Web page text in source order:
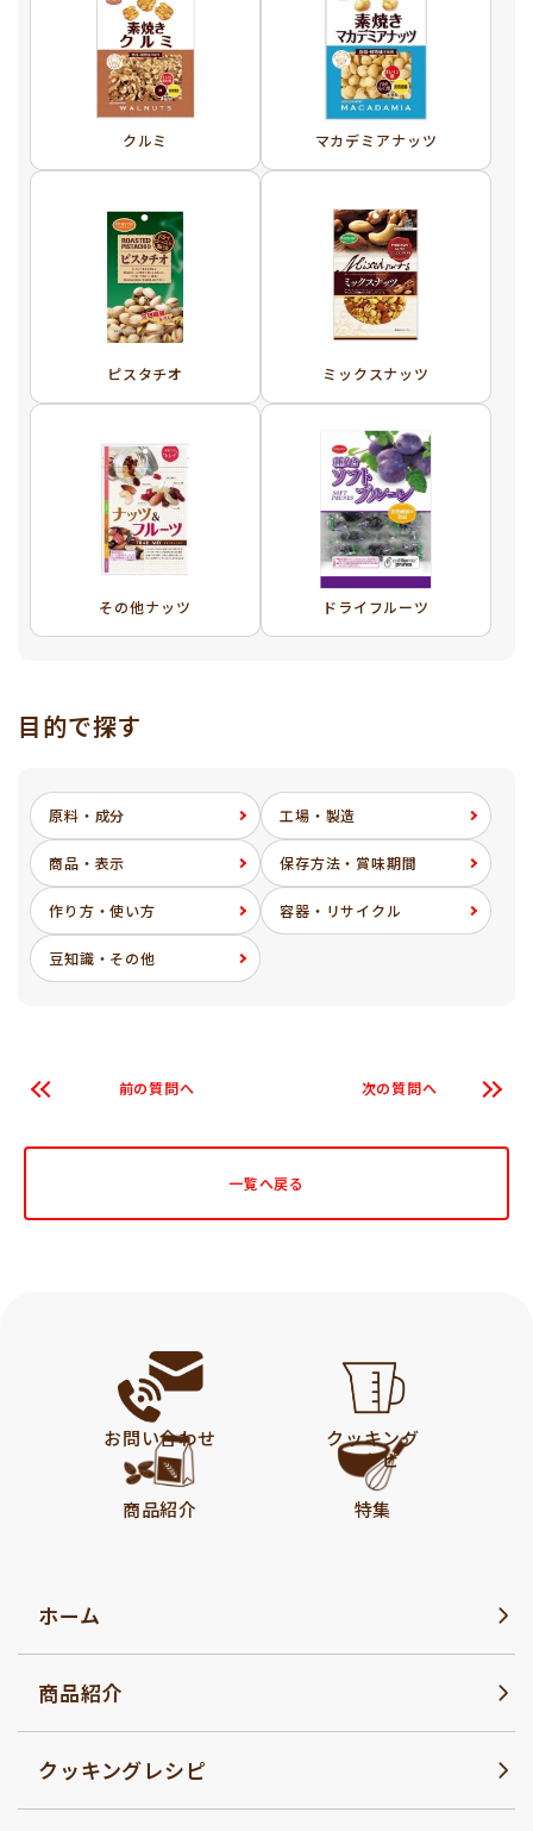
クルミ マカデミアナッツ
ピスタチオ ミックスナッツ
その他ナッツ ドライフルーツ
目的で探す
原料・成分 工場・製造
商品・表示 保存方法・賞味期間
作り方・使い方 容器・リサイクル
豆知識・その他
前の質問へ 次の質問へ
一覧へ戻る
お問い合わせ
クッキング
レシピ
商品紹介
特集
ホーム
商品紹介
クッキングレシピ